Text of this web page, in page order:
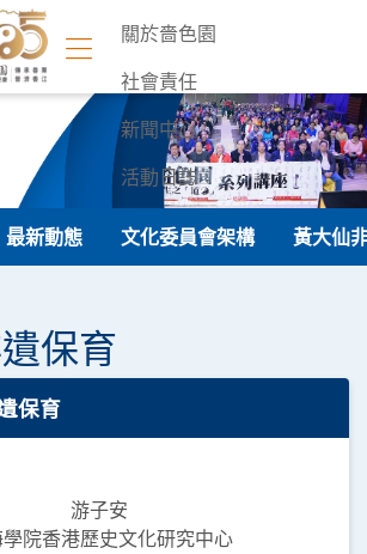
關於嗇色園
社會責任
新聞中心
活動日誌
聯絡我們
最新動態 文化委員會架構 黃大仙
保育
保育
游子安
院香港歷史文化研究中心